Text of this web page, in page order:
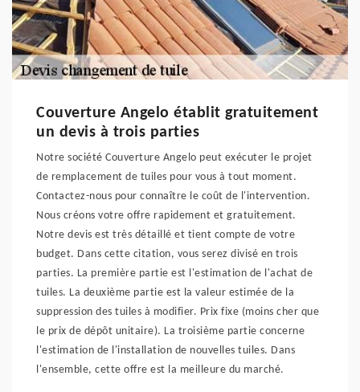
Couverture Angelo établit gratuitement
un devis à trois parties
Notre société Couverture Angelo peut exécuter le projet
de remplacement de tuiles pour vous à tout moment.
Contactez-nous pour connaître le coût de l'intervention.
Nous créons votre offre rapidement et gratuitement.
Notre devis est très détaillé et tient compte de votre
budget. Dans cette citation, vous serez divisé en trois
parties. La première partie est l'estimation de l'achat de
tuiles. La deuxième partie est la valeur estimée de la
suppression des tuiles à modifier. Prix fixe (moins cher que
le prix de dépôt unitaire). La troisième partie concerne
l'estimation de l'installation de nouvelles tuiles. Dans
l'ensemble, cette offre est la meilleure du marché.